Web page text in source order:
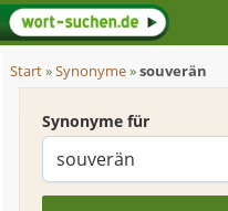
Start»Synonyme»souverän
Synonyme für